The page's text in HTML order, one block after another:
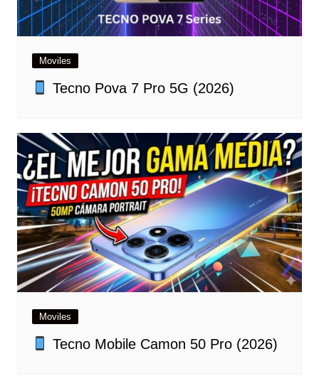
Moviles
Tecno Pova 7 Pro 5G (2026)
Moviles
Tecno Mobile Camon 50 Pro (2026)